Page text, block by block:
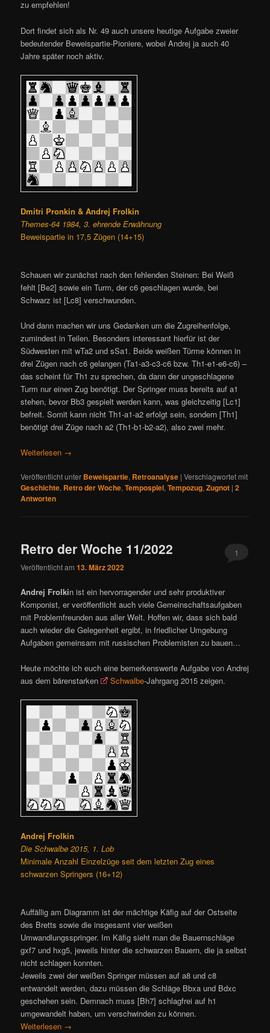
zu empfehlen!
Dort findet sich als Nr. 49 auch unsere heutige Aufgabe zweier
bedeutender Beweispartie-Pioniere, wobei Andrej ja auch 40
Jahre später noch aktiv.
Dmitri Pronkin & Andrej Frolkin
Themes-64 1984, 3. ehrende Erwähnung
Beweispartie in 17,5 Zügen (14+15)
Schauen wir zunächst nach den fehlenden Steinen: Bei Weiß
fehlt [Be2] sowie ein Turm, der c6 geschlagen wurde, bei
Schwarz ist [Lc8] verschwunden.
Und dann machen wir uns Gedanken um die Zugreihenfolge,
zumindest in Teilen. Besonders interessant hierfür ist der
Südwesten mit wTa2 und sSa1. Beide weißen Türme können in
drei Zügen nach c6 gelangen (Ta1-a3-c3-c6 bzw. Th1-e1-e6-c6) –
das scheint für Th1 zu sprechen, da dann der ungeschlagene
Turm nur einen Zug benötigt. Der Springer muss bereits auf a1
stehen, bevor Bb3 gespielt werden kann, was gleichzeitig [Lc1]
befreit. Somit kann nicht Th1-a1-a2 erfolgt sein, sondern [Th1]
benötigt drei Züge nach a2 (Th1-b1-b2-a2), also zwei mehr.
Weiterlesen →
Veröffentlicht unter Beweispartie, Retroanalyse |Verschlagwortet mit
Geschichte, Retro der Woche,Tempospiel,Tempozug,Zugnot |2
Antworten
Retro der Woche 11/2022
Veröffentlicht am13. März 2022
1
Andrej Frolkin ist ein hervorragender und sehr produktiver
Komponist, er veröffentlicht auch viele Gemeinschaftsaufgaben
mit Problemfreunden aus aller Welt. Hoffen wir, dass sich bald
auch wieder die Gelegenheit ergibt, in friedlicher Umgebung
Aufgaben gemeinsam mit russischen Problemisten zu bauen…
Heute möchte ich euch eine bemerkenswerte Aufgabe von Andrej
aus dem bärenstarken
Schwalbe-Jahrgang 2015 zeigen.
Andrej Frolkin
Die Schwalbe 2015, 1. Lob
Minimale Anzahl Einzelzüge seit dem letzten Zug eines
schwarzen Springers (16+12)
Auffällig am Diagramm ist der mächtige Käfig auf der Ostseite
des Bretts sowie die insgesamt vier weißen
Umwandlungsspringer. Im Käfig sieht man die Bauernschläge
gxf7 und hxg5, jeweils hinter die schwarzen Bauern, die ja selbst
nicht schlagen konnten.
Jeweils zwei der weißen Springer müssen auf a8 und c8
entwandelt werden, dazu müssen die Schläge Bbxa und Bdxc
geschehen sein. Demnach muss [Bh7] schlagfrei auf h1
umgewandelt haben, um verschwinden zu können.
Weiterlesen →